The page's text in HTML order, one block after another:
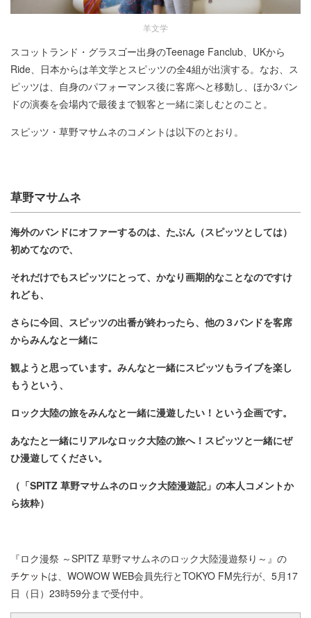
羊文学
スコットランド・グラスゴー出身のTeenage Fanclub、UKから
Ride、日本からは羊文学とスピッツの全4組が出演する。なお、ス
ピッツは、自身のパフォーマンス後に客席へと移動し、ほか3バン
ドの演奏を会場内で最後まで観客と一緒に楽しむとのこと。
スピッツ・草野マサムネのコメントは以下のとおり。
草野マサムネ
海外のバンドにオファーするのは、たぶん（スピッツとしては）
初めてなので、
それだけでもスピッツにとって、かなり画期的なことなのですけ
れども、
さらに今回、スピッツの出番が終わったら、他の３バンドを客席
からみんなと一緒に
観ようと思っています。みんなと一緒にスピッツもライブを楽し
もうという、
ロック大陸の旅をみんなと一緒に漫遊したい！という企画です。
あなたと一緒にリアルなロック大陸の旅へ！スピッツと一緒にぜ
ひ漫遊してください。
（「SPITZ 草野マサムネのロック大陸漫遊記」の本人コメントか
ら抜粋）
『ロク漫祭 ～SPITZ 草野マサムネのロック大陸漫遊祭り～』の
は、WOWOW WEB会員先行とTOKYO FM先行が、5月17
日（日）23時59分まで受付中。